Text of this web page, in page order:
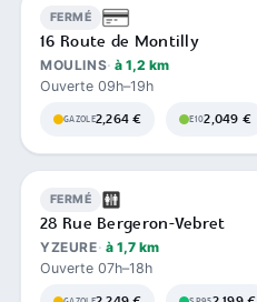
FERMÉ
16 Route de Montilly
MOULINS à 1,2 km
Ouverte 09h–19h
GAZOLE2,264 € E102,049 €
FERMÉ
28 Rue Bergeron-Vebret
YZEURE à 1,7 km
Ouverte 07h–18h